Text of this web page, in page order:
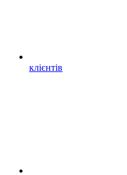
клієнтів